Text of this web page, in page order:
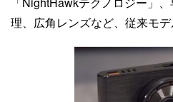
理、広角レンズなど、従来モデ